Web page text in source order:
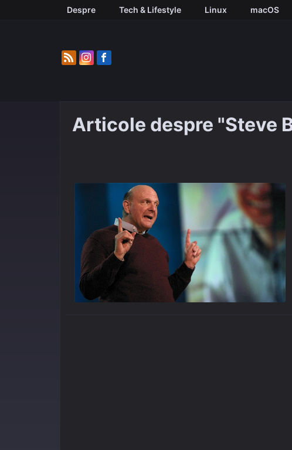
Despre Tech & Lifestyle Linux macOS
Articole despre "Steve